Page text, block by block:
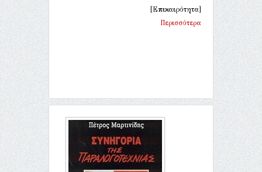
[Επικαιρότητα]
Περισσότερα